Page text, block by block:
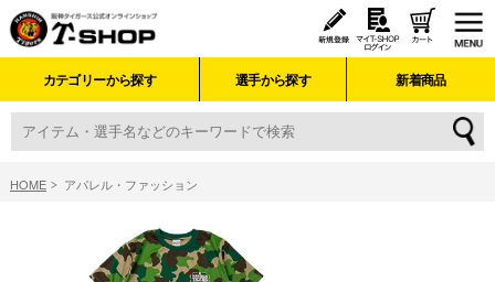
カテゴリーから探す 選手から探す 新着商品
HOME アパレル・ファッション